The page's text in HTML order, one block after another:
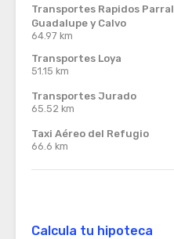
Transportes Rapidos Parral
Guadalupe y Calvo
64.97 km
Transportes Loya
51.15 km
Transportes Jurado
65.52 km
Taxi Aéreo del Refugio
66.6 km
Calcula tu hipoteca